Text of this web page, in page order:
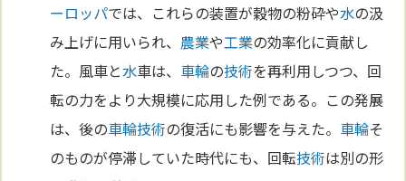
ーロッパでは、これらの装置が穀物の粉砕や水の汲
み上げに用いられ、 農業や工業の効率化に貢献し
た。風車と水車は、 車輪の技術を再利用しつつ、回
転の力をより大規模に応用した例である。この発展
は、後の車輪技術の復活にも影響を与えた。 車輪そ
のものが停滞していた時代にも、回転技術は別の形